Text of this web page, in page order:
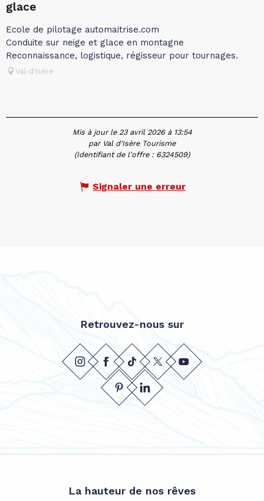
glace
Ecole de pilotage automaitrise.com
Conduite sur neige et glace en montagne
Reconnaissance, logistique, régisseur pour tournages.
Val-d'Isère
Mis à jour le 23 avril 2026 à 13:54
par Val d'Isère Tourisme
(Identifiant de l'offre : 6324509)
Signaler une erreur
Retrouvez-nous sur
La hauteur de nos rêves